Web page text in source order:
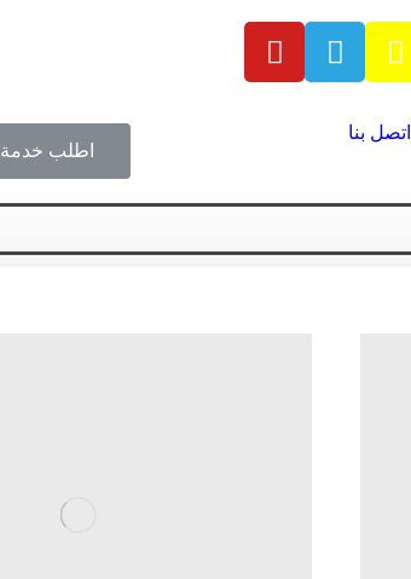
اتصل بنا
اطلب خدمة